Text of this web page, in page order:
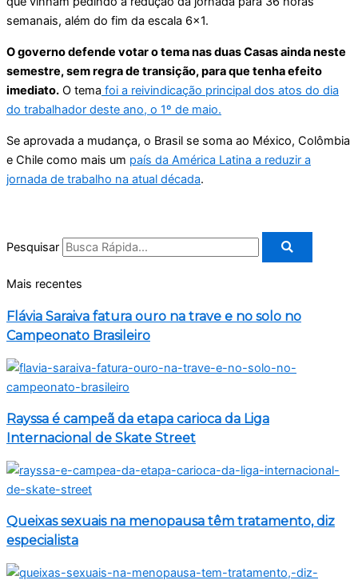
semanais, além do fim da escala 6×1.
O governo defende votar o tema nas duas Casas ainda neste
semestre, sem regra de transição, para que tenha efeito
imediato. O tema foi a reivindicação principal dos atos do dia
do trabalhador deste ano, o 1º de maio.
Se aprovada a mudança, o Brasil se soma ao México, Colômbia
e Chile como mais um país da América Latina a reduzir a
jornada de trabalho na atual década.
Pesquisar
Mais recentes
Flávia Saraiva fatura ouro na trave e no solo no
Campeonato Brasileiro
Rayssa é campeã da etapa carioca da Liga
Internacional de Skate Street
Queixas sexuais na menopausa têm tratamento, diz
especialista